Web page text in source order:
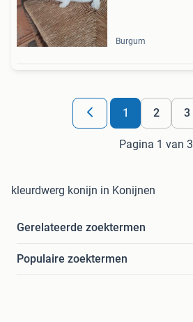
Burgum
1 2 3
Pagina 1 van 3
kleurdwerg konijn in Konijnen
Gerelateerde zoektermen
Populaire zoektermen